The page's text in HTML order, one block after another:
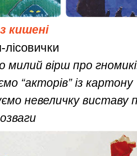
кишені
милий вірш про
“акторів” із картону
невеличку виставу